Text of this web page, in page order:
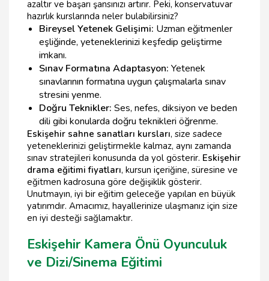
azaltır ve başarı şansınızı artırır. Peki, konservatuvar
hazırlık kurslarında neler bulabilirsiniz?
Bireysel Yetenek Gelişimi: Uzman eğitmenler
eşliğinde, yeteneklerinizi keşfedip geliştirme
imkanı.
Sınav Formatına Adaptasyon: Yetenek
sınavlarının formatına uygun çalışmalarla sınav
stresini yenme.
Doğru Teknikler: Ses, nefes, diksiyon ve beden
dili gibi konularda doğru teknikleri öğrenme.
Eskişehir sahne sanatları kursları, size sadece
yeteneklerinizi geliştirmekle kalmaz, aynı zamanda
sınav stratejileri konusunda da yol gösterir. Eskişehir
drama eğitimi fiyatları, kursun içeriğine, süresine ve
eğitmen kadrosuna göre değişiklik gösterir.
Unutmayın, iyi bir eğitim geleceğe yapılan en büyük
yatırımdır. Amacımız, hayallerinize ulaşmanız için size
en iyi desteği sağlamaktır.
Eskişehir Kamera Önü Oyunculuk
ve Dizi/Sinema Eğitimi